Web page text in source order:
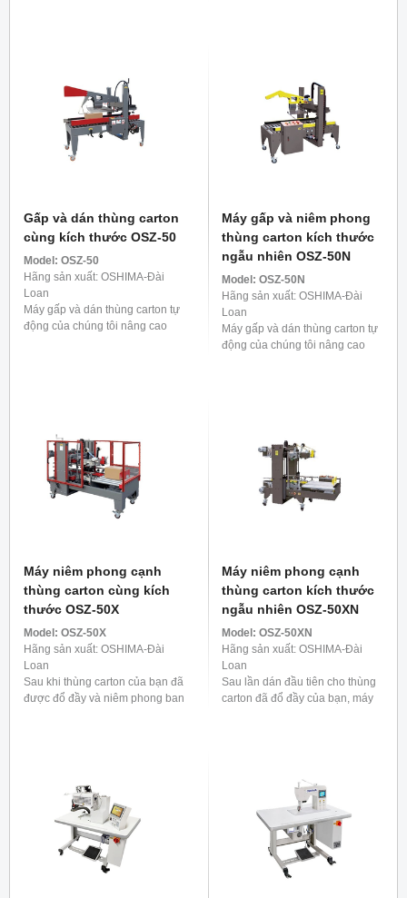
Gấp và dán thùng carton
cùng kích thước OSZ-50
Model: OSZ-50
Hãng sản xuất: OSHIMA-Đài
Loan
Máy gấp và dán thùng carton tự
động của chúng tôi nâng cao
Máy gấp và niêm phong
thùng carton kích thước
ngẫu nhiên OSZ-50N
Model: OSZ-50N
Hãng sản xuất: OSHIMA-Đài
Loan
Máy gấp và dán thùng carton tự
động của chúng tôi nâng cao
Máy niêm phong cạnh
thùng carton cùng kích
thước OSZ-50X
Model: OSZ-50X
Hãng sản xuất: OSHIMA-Đài
Loan
Sau khi thùng carton của bạn đã
được đổ đầy và niêm phong ban
Máy niêm phong cạnh
thùng carton kích thước
ngẫu nhiên OSZ-50XN
Model: OSZ-50XN
Hãng sản xuất: OSHIMA-Đài
Loan
Sau lần dán đầu tiên cho thùng
carton đã đổ đầy của bạn, máy